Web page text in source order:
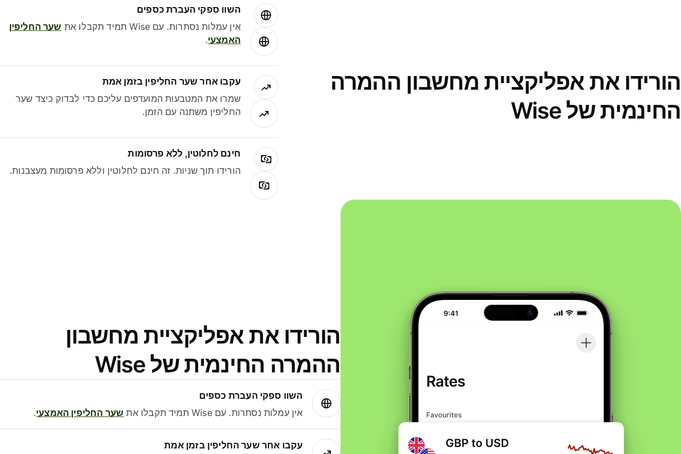
הורידו את אפליקציית מחשבון ההמרה
החינמית של Wise
השוו ספקי העברת כספים
אין עמלות נסתרות. עם Wise תמיד תקבלו את
שער החליפין
האמצעי.
עקבו אחר שער החליפין בזמן אמת
שמרו את המטבעות המועדפים עליכם כדי לבדוק כיצד שער
החליפין משתנה עם הזמן.
חינם לחלוטין, ללא פרסומות
הורידו תוך שניות. זה חינם לחלוטין וללא פרסומות מעצבנות.
הורידו את אפליקציית מחשבון
ההמרה החינמית של Wise
השוו ספקי העברת כספים
אין עמלות נסתרות. עם Wise תמיד תקבלו את
שער החליפין האמצעי.
עקבו אחר שער החליפין בזמן אמת